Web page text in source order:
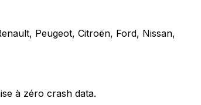
Peugeot, Citroën, Ford, Nissan,
à zéro crash data.